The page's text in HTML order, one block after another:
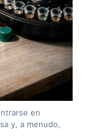
en
y, a menudo,